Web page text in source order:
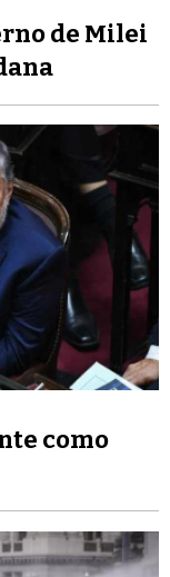
de Milei
como